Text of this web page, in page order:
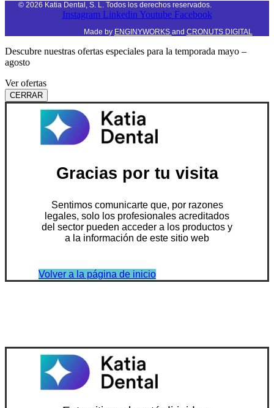
© 2026 Katia Dental, S. L. Todos los derechos reservados.
Instagram Linkedin Youtube Facebook
Made by ENGINYWORKS and CRONUTS DIGITAL
Descubre nuestras ofertas especiales para la temporada mayo –
agosto
Ver ofertas
CERRAR
Gracias por tu visita
Sentimos comunicarte que, por razones
legales, solo los profesionales acreditados
del sector pueden acceder a los productos y
a la información de este sitio web
Volver a la página de inicio